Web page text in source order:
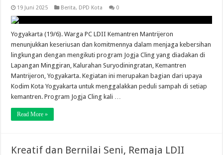
19 Juni 2025 Berita, DPD Kota 0
Yogyakarta (19/6). Warga PC LDII Kemantren Mantrijeron
menunjukkan keseriusan dan komitmennya dalam menjaga kebersihan
lingkungan dengan mengikuti program Jogja Cling yang diadakan di
Lapangan Minggiran, Kalurahan Suryodiningratan, Kemantren
Mantrijeron, Yogyakarta. Kegiatan ini merupakan bagian dari upaya
Kodim Kota Yogyakarta untuk menggalakkan peduli sampah di setiap
kemantren. Program Jogja Cling kali …
Read More »
Kreatif dan Bernilai Seni, Remaja LDII